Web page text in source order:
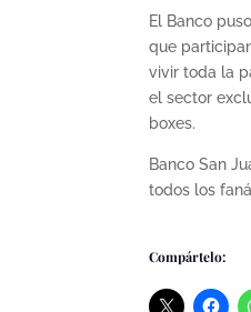
El Banco
que
vivir toda la
el sector
boxes.
Banco San
todos los
Compártelo: